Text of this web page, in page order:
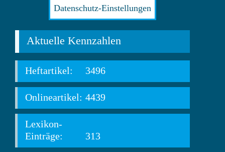
Datenschutz-Einstellungen
Aktuelle Kennzahlen
Heftartikel: 3496
Onlineartikel: 4439
Lexikon-
Einträge:
313